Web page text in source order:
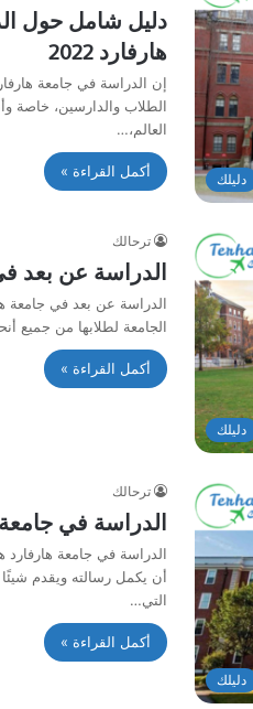
دليلك
دليل شامل حول
هارفارد 2022
إن الدراسة في جامعة
الطلاب والدارسين، خاصة
العالم،…
أكمل القراءة »
دليلك
ترحالك
الدراسة عن بعد
الدراسة عن بعد في جامعة
الجامعة لطلابها من جميع
أكمل القراءة »
دليلك
ترحالك
الدراسة في
الدراسة في جامعة
أن يكمل رسالته ويقدم شيئًا
التي…
أكمل القراءة »